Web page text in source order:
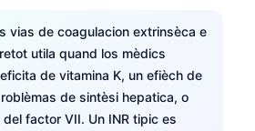
vias de coagulacion extrinsèca e
utila quand los mèdics
de vitamina K, un efièch de
de sintèsi hepatica, o
del factor VII. Un INR tipic es